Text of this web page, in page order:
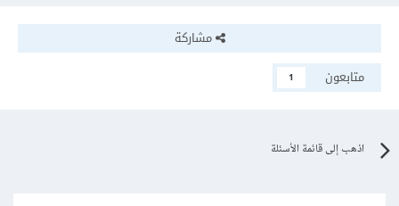
مشاركة
متابعون
1
اذهب إلى قائمة الأسئلة